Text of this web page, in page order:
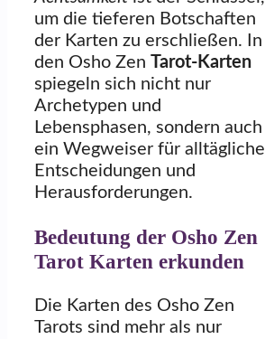
um die tieferen Botschaften
der Karten zu erschließen. In
den Osho Zen
Tarot-Karten
spiegeln sich nicht nur
Archetypen und
Lebensphasen, sondern auch
ein Wegweiser für alltägliche
Entscheidungen und
Herausforderungen.
Bedeutung der Osho Zen
Tarot Karten erkunden
Die Karten des Osho Zen
Tarots sind mehr als nur